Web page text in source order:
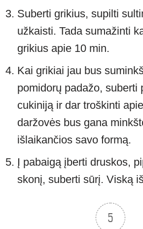
Suberti grikius, supilti
užkaisti. Tada sumažinti
grikius apie 10 min.
Kai grikiai jau bus
pomidorų padažo, suberti
cukiniją ir dar troškinti
daržovės bus gana
išlaikančios savo formą.
Į pabaigą įberti druskos,
skonį, suberti sūrį. Viską
5